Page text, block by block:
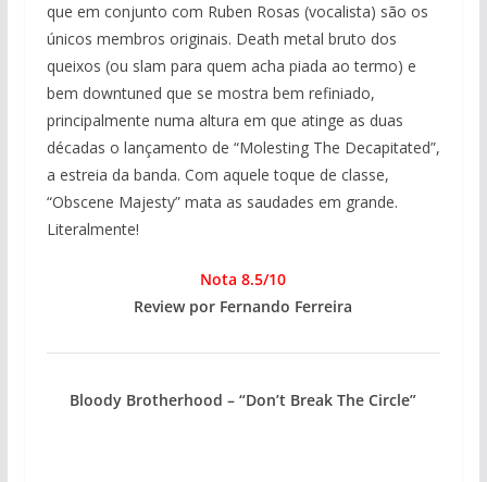
que em conjunto com Ruben Rosas (vocalista) são os
únicos membros originais. Death metal bruto dos
queixos (ou slam para quem acha piada ao termo) e
bem downtuned que se mostra bem refiniado,
principalmente numa altura em que atinge as duas
décadas o lançamento de “Molesting The Decapitated”,
a estreia da banda. Com aquele toque de classe,
“Obscene Majesty” mata as saudades em grande.
Literalmente!
Nota 8.5/10
Review por Fernando Ferreira
Bloody Brotherhood – “Don’t Break The Circle”